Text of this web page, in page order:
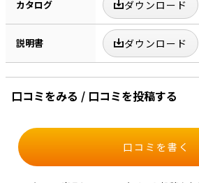
カタログ ダウンロード
説明書 ダウンロード
口コミをみる / 口コミを投稿する
口コミを書く